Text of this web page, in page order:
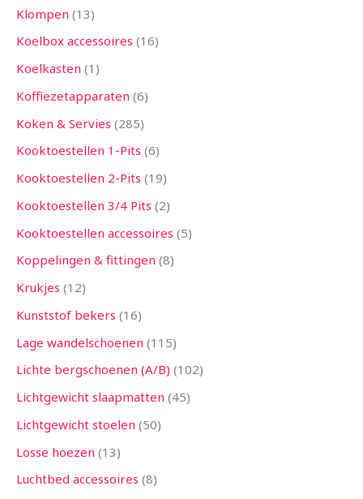
Klompen 13
Koelbox accessoires 16
Koelkasten 1
Koffiezetapparaten 6
Koken & Servies 285
Kooktoestellen 1-Pits 6
Kooktoestellen 2-Pits 19
Kooktoestellen 3/4 Pits 2
Kooktoestellen accessoires 5
Koppelingen & fittingen 8
Krukjes 12
Kunststof bekers 16
Lage wandelschoenen 115
Lichte bergschoenen (A/B) 102
Lichtgewicht slaapmatten 45
Lichtgewicht stoelen 50
Losse hoezen 13
Luchtbed accessoires 8